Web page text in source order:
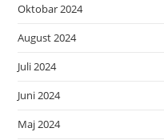
Oktobar 2024
August 2024
Juli 2024
Juni 2024
Maj 2024